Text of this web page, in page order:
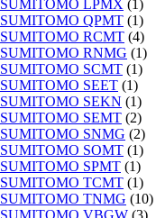
SUMITOMO LPMX (1)
SUMITOMO QPMT (1)
SUMITOMO RCMT (4)
SUMITOMO RNMG (1)
SUMITOMO SCMT (1)
SUMITOMO SEET (1)
SUMITOMO SEKN (1)
SUMITOMO SEMT (2)
SUMITOMO SNMG (2)
SUMITOMO SOMT (1)
SUMITOMO SPMT (1)
SUMITOMO TCMT (1)
SUMITOMO TNMG (10)